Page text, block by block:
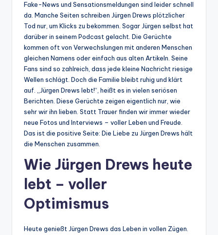
Fake-News und Sensationsmeldungen sind leider schnell
da. Manche Seiten schreiben Jürgen Drews plötzlicher
Tod nur, um Klicks zu bekommen. Sogar Jürgen selbst hat
darüber in seinem Podcast gelacht. Die Gerüchte
kommen oft von Verwechslungen mit anderen Menschen
gleichen Namens oder einfach aus alten Artikeln. Seine
Fans sind so zahlreich, dass jede kleine Nachricht riesige
Wellen schlägt. Doch die Familie bleibt ruhig und klärt
auf. „Jürgen Drews lebt!“, heißt es in vielen seriösen
Berichten. Diese Gerüchte zeigen eigentlich nur, wie
sehr wir ihn lieben. Statt Trauer finden wir immer wieder
neue Fotos und Interviews – voller Leben und Freude.
Das ist die positive Seite: Die Liebe zu Jürgen Drews hält
die Menschen zusammen.
Wie Jürgen Drews heute
lebt – voller
Optimismus
Heute genießt Jürgen Drews das Leben in vollen Zügen.